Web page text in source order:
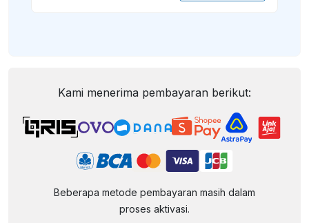
Kami menerima pembayaran berikut:
Beberapa metode pembayaran masih dalam
proses aktivasi.